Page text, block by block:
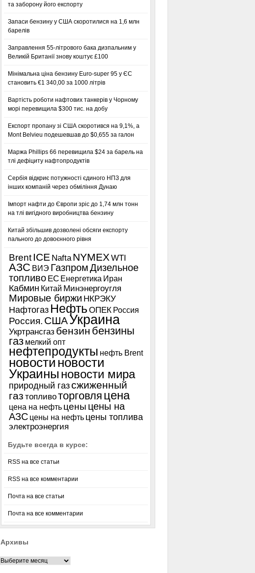
та заборону його експорту
Запаси бензину у США скоротилися на 1,6 млн
барелів
Заправлення 55-літрового бака дизпальним у
Великій Британії знову коштує £100
Мінімальна ціна бензину Euro-super 95 у ЄС
становить €1 340,00 за 1000 літрів
Вартість роботи нафтових танкерів у Чорному
морі перевищила $300 тис. на добу
Експорт пропану зі США скоротився на 9,1%, а
Mont Belvieu подешевшав до $0,655 за галон
Маржа Phillips 66 перевищила $24 за барель на
тлі дефіциту нафтопродуктів
Сербія відкриє потужності єдиного НПЗ для
інших компаній через обміління Дунаю
Імпорт нафти до Європи зріс до 1,74 млн тонн
на тлі вигідного виробництва бензину
Китай збільшив дозволені обсяги експорту
пального до довоєнного рівня
Brent ICE Nafta NYMEXWTI
АЗС ВИЭ ГазпромДизельное
топливо ЕС Енергетика Иран
Кабмин Китай Минэнергоугля
Мировые биржи НКРЭКУ
Нафтогаз Нефть ОПЕК Россия
Россия. СШАУкраина
Укртрансгаз бензин бензины
газ мелкий опт
нефтепродукты нефть Brent
новости новости
Украины новости мира
природный газсжиженный
газ топливоторговля цена
цена на нефть цены цены на
АЗС цены на нефть цены топлива
электроэнергия
Будьте всегда в курсе:
RSS на все статьи
RSS на все комментарии
Почта на все статьи
Почта на все комментарии
Архивы